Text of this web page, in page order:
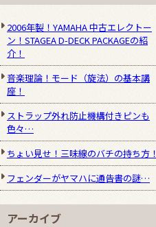
2006年製！YAMAHA 中古エレクトー
ン！STAGEA D-DECK PACKAGEの紹
介！
音楽理論！モード（旋法）の基本講
座！
ストラップ外れ防止機構付きピンも
色々…
ちょい見せ！三味線のバチの持ち方！
フェンダーがヤマハに通告書の謎…
アーカイブ